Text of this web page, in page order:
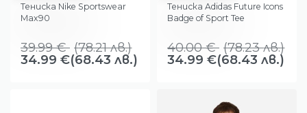
Тениска Nike Sportswear
Max90
39.99€ (78.21лв.)
34.99 €(68.43 лв.)
Тениска Adidas Future Icons
Badge of Sport Tee
40.00€ (78.23лв.)
34.99 €(68.43 лв.)